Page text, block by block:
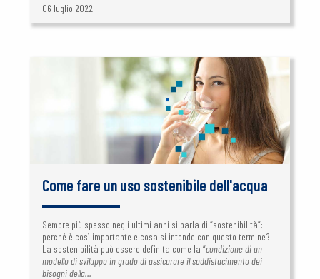
06 luglio 2022
Come fare un uso sostenibile dell'acqua
Sempre più spesso negli ultimi anni si parla di “sostenibilità”:
perché è così importante e cosa si intende con questo termine?
La sostenibilità può essere definita come la “condizione di un
modello di sviluppo in grado di assicurare il soddisfacimento dei
bisogni della...